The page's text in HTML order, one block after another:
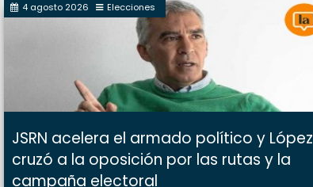
4 agosto 2026 Elecciones
JSRN acelera el armado político y López
cruzó a la oposición por las rutas y la
campaña electoral